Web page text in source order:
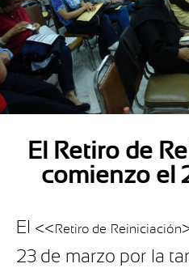
El Retiro de
comienzo el
El <<Retiro de Reiniciación
23 de marzo por la